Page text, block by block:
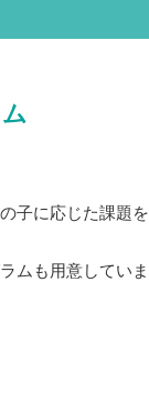
子に応じた課題を
ムも用意していま